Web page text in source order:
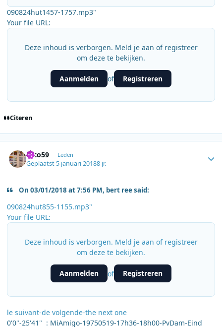
090824hut1457-1757.mp3"
Your file URL:
Deze inhoud is verborgen. Meld je aan of registreer
om deze te bekijken.
Aanmelden of Registreren
Citeren
erco59 Leden
Geplaatst 5 januari 20188 jr.
On 03/01/2018 at 7:56 PM, bert ree said:
090824hut855-1155.mp3"
Your file URL:
Deze inhoud is verborgen. Meld je aan of registreer
om deze te bekijken.
Aanmelden of Registreren
le suivant-de volgende-the next one
0'0"-25'41" : MiAmigo-19750519-17h36-18h00-PvDam-Eind